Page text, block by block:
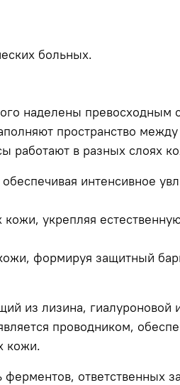
больных.
наделены превосходным
пространство
работают в разных слоях
интенсивное
кожи, укрепляя
формируя защитный
из лизина,
проводником,
кожи.
ответственных